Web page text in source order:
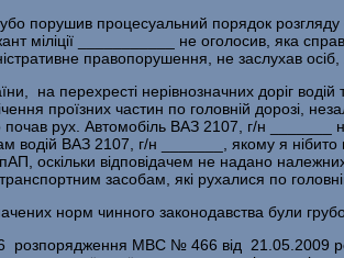
порушив процесуальний порядок
___________ не оголосив, яка справа
правопорушення, не заслухав
на перехресті нерівнозначних доріг
проїзних частин по головній дорозі,
почав рух. Автомобіль ВАЗ 2107, г/н
водій ВАЗ 2107, г/н _______, якому я
оскільки відповідачем не надано
засобам, які рухалися по
норм чинного законодавства були
розпорядження МВС № 466 від 21.05.2009